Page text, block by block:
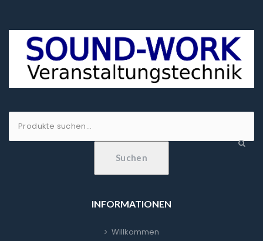
Suchen
INFORMATIONEN
Willkommen